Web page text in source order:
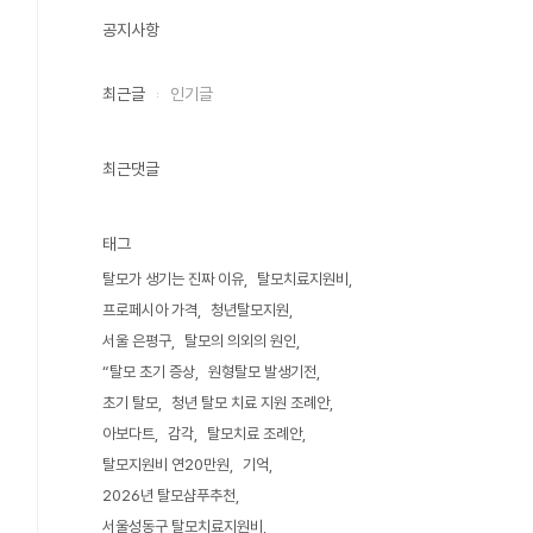
공지사항
최근글 인기글
최근댓글
태그
탈모가 생기는 진짜 이유
탈모치료지원비
프로페시아 가격
청년탈모지원
서울 은평구
탈모의 의외의 원인
“탈모 초기 증상
원형탈모 발생기전
초기 탈모
청년 탈모 치료 지원 조례안
아보다트
감각
탈모치료 조례안
탈모지원비 연20만원
기억
2026년 탈모샴푸추천
서울성동구 탈모치료지원비